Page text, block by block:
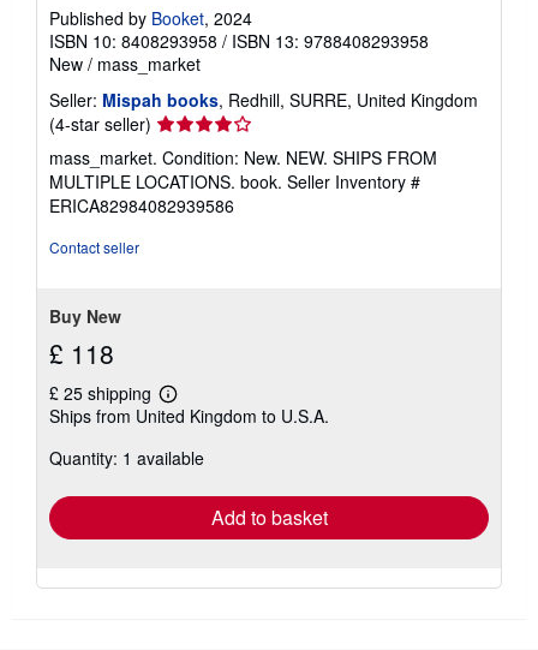
Published by Booket, 2024
ISBN 10: 8408293958 / ISBN 13: 9788408293958
New / mass_market
Seller: Mispah books, Redhill, SURRE, United Kingdom
(4-star seller) Seller
rating
4
out
of
mass_market. Condition: New. NEW. SHIPS FROM
MULTIPLE LOCATIONS. book. Seller Inventory #
ERICA82984082939586
Contact seller
Buy New
£ 118
£ 25 shipping
Learn
more
shipping
Ships from United Kingdom to U.S.A.
Quantity: 1 available
Add to basket